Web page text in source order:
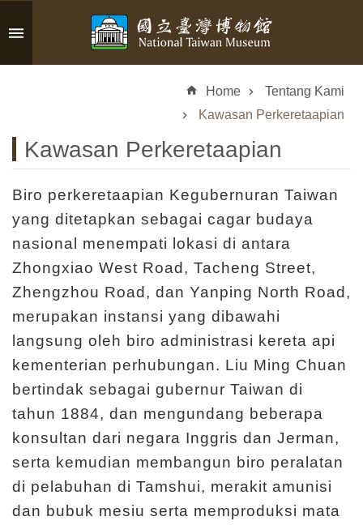
Skip to main content
c
e
S
e
a
c
h
I
n
f
Home
Tentang Kami
Kawasan Perkeretaapian
Kawasan Perkeretaapian
Biro perkeretaapian Kegubernuran Taiwan
yang ditetapkan sebagai cagar budaya
nasional menempati lokasi di antara
Zhongxiao West Road, Tacheng Street,
Zhengzhou Road, dan Yanping North Road,
merupakan instansi yang dibawahi
langsung oleh biro administrasi kereta api
kementerian perhubungan. Liu Ming Chuan
bertindak sebagai gubernur Taiwan di
tahun 1884, dan mengundang beberapa
konsultan dari negara Inggris dan Jerman,
serta kemudian membangun biro peralatan
di pelabuhan di Tamshui, merakit amunisi
dan bubuk mesiu serta memproduksi mata